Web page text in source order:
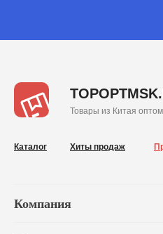
Каталог Хиты продаж
Товары из Китая
Компания